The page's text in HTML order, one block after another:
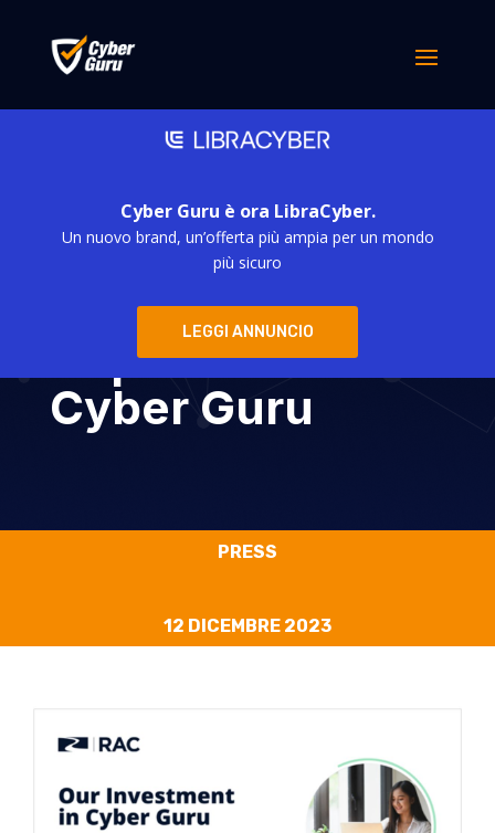
Cyber Guru è ora LibraCyber.
Un nuovo brand, un’offerta più ampia per un mondo
più sicuro
LEGGI ANNUNCIO
Riverside
Acceleration
Capital investe in
Cyber Guru
PRESS
12 DICEMBRE 2023